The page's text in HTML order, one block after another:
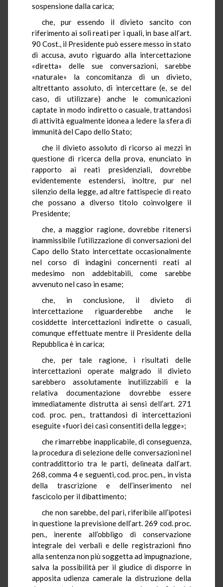
sospensione dalla carica;
che, pur essendo il divieto sancito con
riferimento ai soli reati per i quali, in base all’art.
90 Cost., il Presidente può essere messo in stato
di accusa, avuto riguardo alla intercettazione
«diretta» delle sue conversazioni, sarebbe
«naturale» la concomitanza di un divieto,
altrettanto assoluto, di intercettare (e, se del
caso, di utilizzare) anche le comunicazioni
captate in modo indiretto o casuale, trattandosi
di attività egualmente idonea a ledere la sfera di
immunità del Capo dello Stato;
che il divieto assoluto di ricorso ai mezzi in
questione di ricerca della prova, enunciato in
rapporto ai reati presidenziali, dovrebbe
evidentemente estendersi, inoltre, pur nel
silenzio della legge, ad altre fattispecie di reato
che possano a diverso titolo coinvolgere il
Presidente;
che, a maggior ragione, dovrebbe ritenersi
inammissibile l’utilizzazione di conversazioni del
Capo dello Stato intercettate occasionalmente
nel corso di indagini concernenti reati al
medesimo non addebitabili, come sarebbe
avvenuto nel caso in esame;
che, in conclusione, il divieto di
intercettazione riguarderebbe anche le
cosiddette intercettazioni indirette o casuali,
comunque effettuate mentre il Presidente della
Repubblica è in carica;
che, per tale ragione, i risultati delle
intercettazioni operate malgrado il divieto
sarebbero assolutamente inutilizzabili e la
relativa documentazione dovrebbe essere
immediatamente distrutta ai sensi dell’art. 271
cod. proc. pen., trattandosi di intercettazioni
eseguite «fuori dei casi consentiti della legge»;
che rimarrebbe inapplicabile, di conseguenza,
la procedura di selezione delle conversazioni nel
contraddittorio tra le parti, delineata dall’art.
268, comma 4 e seguenti, cod. proc. pen., in vista
della trascrizione e dell’inserimento nel
fascicolo per il dibattimento;
che non sarebbe, del pari, riferibile all’ipotesi
in questione la previsione dell’art. 269 cod. proc.
pen., inerente all’obbligo di conservazione
integrale dei verbali e delle registrazioni fino
alla sentenza non più soggetta ad impugnazione,
salva la possibilità per il giudice di disporre in
apposita udienza camerale la distruzione della